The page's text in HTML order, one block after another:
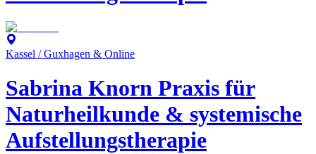
Kassel / Guxhagen & Online
Sabrina Knorn Praxis für
Naturheilkunde & systemische
Aufstellungstherapie